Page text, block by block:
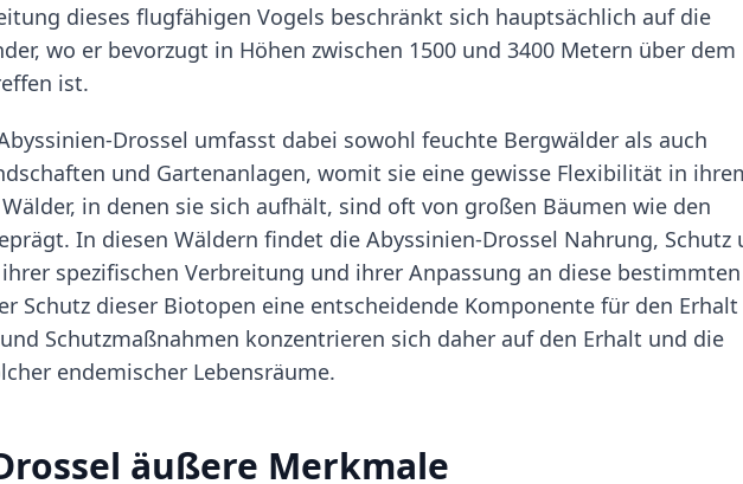
dieses flugfähigen Vogels beschränkt sich hauptsächlich auf die
wo er bevorzugt in Höhen zwischen 1500 und 3400 Metern über dem
ist.
Drossel umfasst dabei sowohl feuchte Bergwälder als auch
und Gartenanlagen, womit sie eine gewisse Flexibilität in
in denen sie sich aufhält, sind oft von großen Bäumen wie den
In diesen Wäldern findet die Abyssinien-Drossel Nahrung, Schutz
spezifischen Verbreitung und ihrer Anpassung an diese bestimmten
Schutz dieser Biotopen eine entscheidende Komponente für den
Schutzmaßnahmen konzentrieren sich daher auf den Erhalt und die
endemischer Lebensräume.
äußere Merkmale